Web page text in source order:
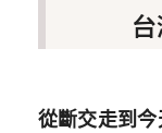
從斷交走到